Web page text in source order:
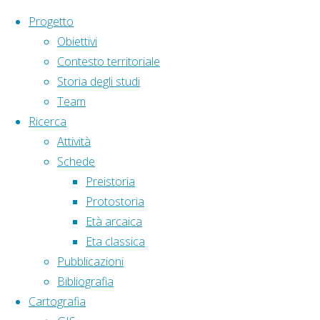
Salta al contenuto
Progetto
Obiettivi
Contesto territoriale
Storia degli studi
Team
Ricerca
Attività
Schede
Preistoria
Protostoria
Età arcaica
Eta classica
Pubblicazioni
Bibliografia
Cartografia
HomeArticoli taggati "cartiera"
Tag:cartiera
Punti di interesse